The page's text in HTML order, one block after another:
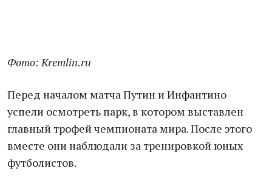
Фото: Kremlin.ru
Перед началом матча Путин и Инфантино
успели осмотреть парк, в котором выставлен
главный трофей чемпионата мира. После этого
вместе они наблюдали за тренировкой юных
футболистов.